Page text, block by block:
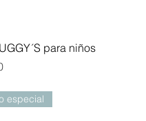
para niños
especial